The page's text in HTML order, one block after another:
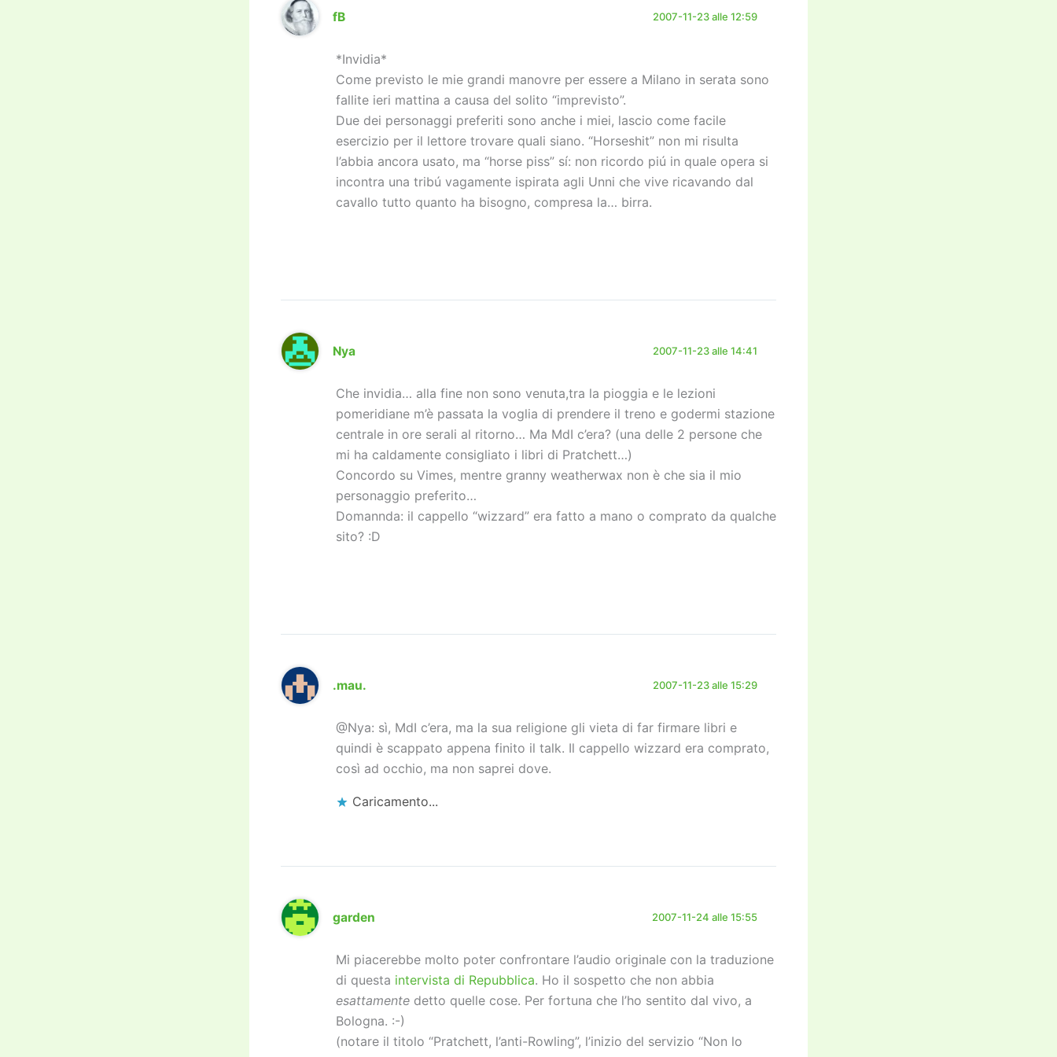
fB 2007-11-23 alle 12:59
*Invidia*
Come previsto le mie grandi manovre per essere a Milano in serata sono
fallite ieri mattina a causa del solito “imprevisto”.
Due dei personaggi preferiti sono anche i miei, lascio come facile
esercizio per il lettore trovare quali siano. “Horseshit” non mi risulta
l’abbia ancora usato, ma “horse piss” sí: non ricordo piú in quale opera si
incontra una tribú vagamente ispirata agli Unni che vive ricavando dal
cavallo tutto quanto ha bisogno, compresa la… birra.
Nya 2007-11-23 alle 14:41
Che invidia… alla fine non sono venuta,tra la pioggia e le lezioni
pomeridiane m’è passata la voglia di prendere il treno e godermi stazione
centrale in ore serali al ritorno… Ma MdI c’era? (una delle 2 persone che
mi ha caldamente consigliato i libri di Pratchett…)
Concordo su Vimes, mentre granny weatherwax non è che sia il mio
personaggio preferito…
Domannda: il cappello “wizzard” era fatto a mano o comprato da qualche
sito? :D
.mau. 2007-11-23 alle 15:29
@Nya: sì, MdI c’era, ma la sua religione gli vieta di far firmare libri e
quindi è scappato appena finito il talk. Il cappello wizzard era comprato,
così ad occhio, ma non saprei dove.
Caricamento...
garden 2007-11-24 alle 15:55
Mi piacerebbe molto poter confrontare l’audio originale con la traduzione
di questa intervista di Repubblica. Ho il sospetto che non abbia
esattamente detto quelle cose. Per fortuna che l’ho sentito dal vivo, a
Bologna. :-)
(notare il titolo “Pratchett, l’anti-Rowling”, l’inizio del servizio “Non lo